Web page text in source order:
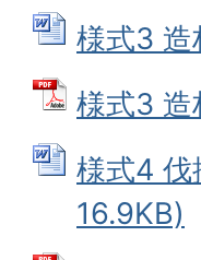
様式3 造
様式3 造
様式4
16.9KB)